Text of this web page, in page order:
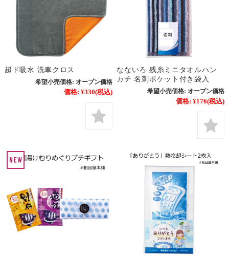
超ド吸水 洗車クロス
希望小売価格: オープン価格
価格: ¥330(税込)
なないろ 残糸ミニタオルハン
カチ 名刺ポケット付き袋入
希望小売価格: オープン価格
価格: ¥176(税込)